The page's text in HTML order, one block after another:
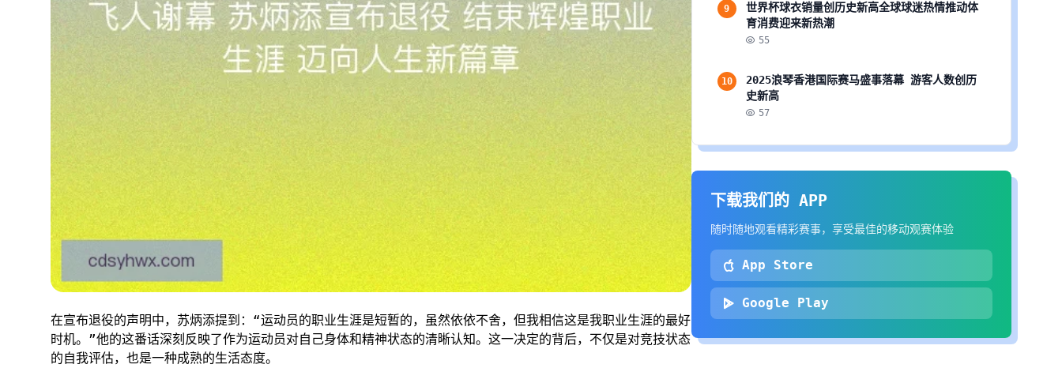
在宣布退役的声明中，苏炳添提到：“运动员的职业生涯是短暂的，虽然依依不舍，但我相信这是我职业生涯的最好
时机。”他的这番话深刻反映了作为运动员对自己身体和精神状态的清晰认知。这一决定的背后，不仅是对竞技状态
的自我评估，也是一种成熟的生活态度。
9
世界杯球衣销量创历史新高全球球迷热情推动体
育消费迎来新热潮
55
10
2025浪琴香港国际赛马盛事落幕 游客人数创历
史新高
57
下载我们的 APP
随时随地观看精彩赛事，享受最佳的移动观赛体验
App Store
Google Play